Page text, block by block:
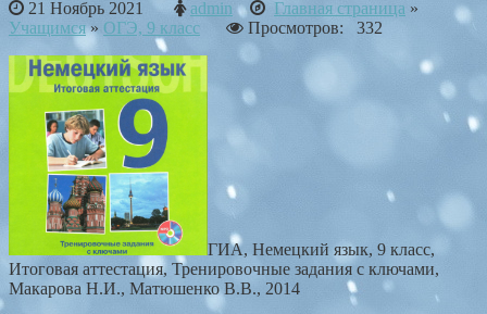
21 Ноябрь 2021 admin Главная страница »
Учащимся» ОГЭ, 9 класс Просмотров: 332
ГИА, Немецкий язык, 9 класс,
Итоговая аттестация, Тренировочные задания с ключами,
Макарова Н.И., Матюшенко В.В., 2014